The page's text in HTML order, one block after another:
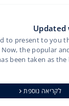
to present to you
Now, the popular
been taken as
לקריאה נוספת